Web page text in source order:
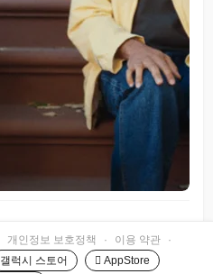
개인정보 보호정책 · 이용 약관
·
갤럭시 스토어  AppStore